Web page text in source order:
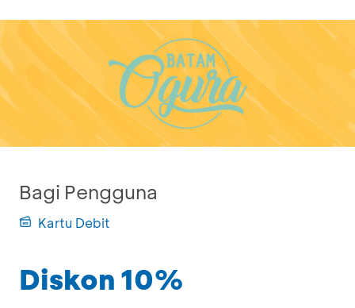
Bagi Pengguna
Kartu Debit
Diskon 10%